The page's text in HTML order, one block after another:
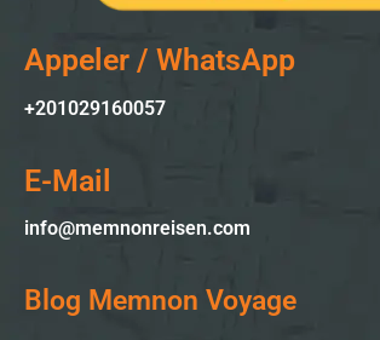
Appeler / WhatsApp
+201029160057
E-Mail
info@memnonreisen.com
Blog Memnon Voyage